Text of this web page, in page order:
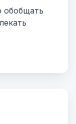
обобщать